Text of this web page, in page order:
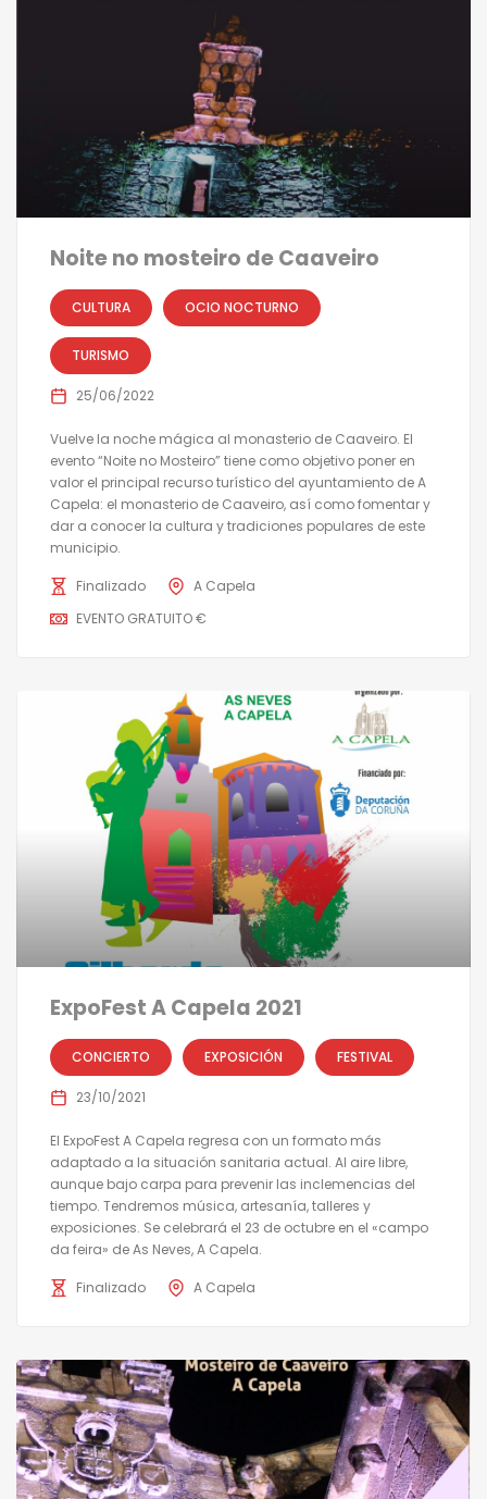
Noite no mosteiro de Caaveiro
CULTURA OCIO NOCTURNO
TURISMO
25/06/2022
Vuelve la noche mágica al monasterio de Caaveiro. El
evento “Noite no Mosteiro” tiene como objetivo poner en
valor el principal recurso turístico del ayuntamiento de A
Capela: el monasterio de Caaveiro, así como fomentar y
dar a conocer la cultura y tradiciones populares de este
municipio.
Finalizado
A Capela
EVENTO GRATUITO €
ExpoFest A Capela 2021
CONCIERTO EXPOSICIÓN FESTIVAL
23/10/2021
El ExpoFest A Capela regresa con un formato más
adaptado a la situación sanitaria actual. Al aire libre,
aunque bajo carpa para prevenir las inclemencias del
tiempo. Tendremos música, artesanía, talleres y
exposiciones. Se celebrará el 23 de octubre en el «campo
da feira» de As Neves, A Capela.
Finalizado A Capela